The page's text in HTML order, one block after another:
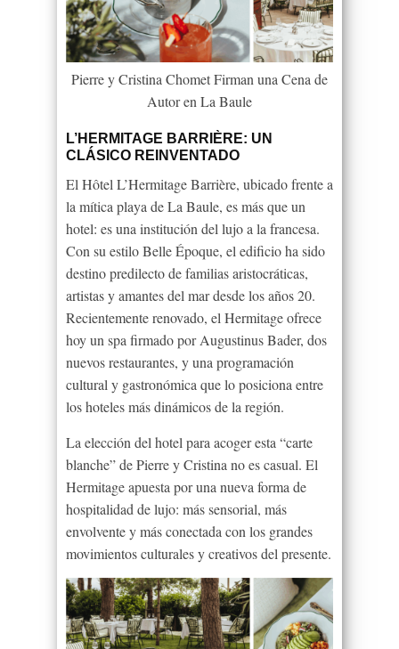
Pierre y Cristina Chomet Firman una Cena de
Autor en La Baule
L’HERMITAGE BARRIÈRE: UN
CLÁSICO REINVENTADO
El Hôtel L’Hermitage Barrière, ubicado frente a
la mítica playa de La Baule, es más que un
hotel: es una institución del lujo a la francesa.
Con su estilo Belle Époque, el edificio ha sido
destino predilecto de familias aristocráticas,
artistas y amantes del mar desde los años 20.
Recientemente renovado, el Hermitage ofrece
hoy un spa firmado por Augustinus Bader, dos
nuevos restaurantes, y una programación
cultural y gastronómica que lo posiciona entre
los hoteles más dinámicos de la región.
La elección del hotel para acoger esta “carte
blanche” de Pierre y Cristina no es casual. El
Hermitage apuesta por una nueva forma de
hospitalidad de lujo: más sensorial, más
envolvente y más conectada con los grandes
movimientos culturales y creativos del presente.